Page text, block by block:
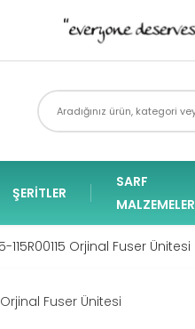
ŞERITLER
SARF
MALZEMELER
Orjinal Fuser Ünitesi